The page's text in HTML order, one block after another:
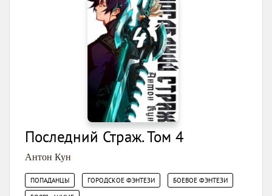
Последний Страж. Том 4
Антон Кун
ПОПАДАНЦЫ ГОРОДСКОЕ ФЭНТЕЗИ БОЕВОЕ ФЭНТЕЗИ